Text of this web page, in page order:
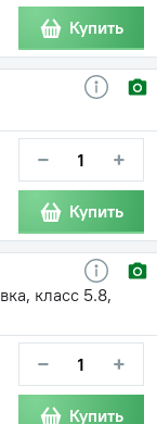
Купить
− +
Купить
класс 5.8,
− +
Купить